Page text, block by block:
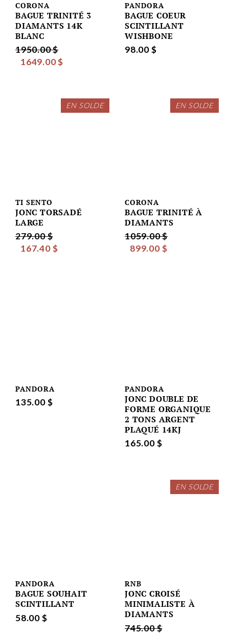
CORONA
BAGUE TRINITÉ 3
DIAMANTS 14K
BLANC
1950.00 $
1649.00 $
PANDORA
BAGUE COEUR
SCINTILLANT
WISHBONE
98.00 $
EN SOLDE
TI SENTO
JONC TORSADÉ
LARGE
279.00 $
167.40 $
EN SOLDE
CORONA
BAGUE TRINITÉ À
DIAMANTS
1059.00 $
899.00 $
PANDORA
135.00 $
PANDORA
JONC DOUBLE DE
FORME ORGANIQUE
2 TONS ARGENT
PLAQUÉ 14KJ
165.00 $
PANDORA
BAGUE SOUHAIT
SCINTILLANT
58.00 $
EN SOLDE
RNB
JONC CROISÉ
MINIMALISTE À
DIAMANTS
745.00 $